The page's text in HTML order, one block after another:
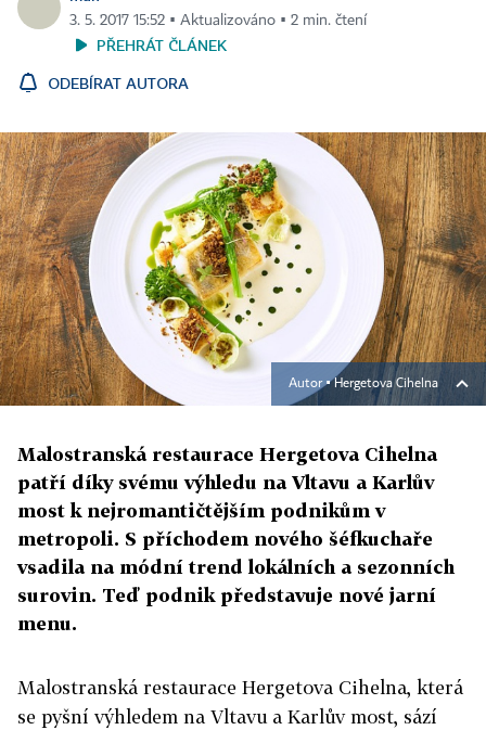
3. 5. 2017 15:52 ▪ Aktualizováno ▪ 2 min. čtení
PŘEHRÁT ČLÁNEK
ODEBÍRAT AUTORA
Autor ▪Hergetova Cihelna
Malostranská restaurace Hergetova Cihelna
patří díky svému výhledu na Vltavu a Karlův
most k nejromantičtějším podnikům v
metropoli. S příchodem nového šéfkuchaře
vsadila na módní trend lokálních a sezonních
surovin. Teď podnik představuje nové jarní
menu.
Malostranská restaurace Hergetova Cihelna, která
se pyšní výhledem na Vltavu a Karlův most, sází